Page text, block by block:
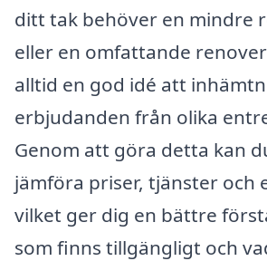
ditt tak behöver en mindre
eller en omfattande
alltid en god idé att
erbjudanden från olika
Genom att göra detta kan
jämföra priser, tjänster och
vilket ger dig en bättre
som finns tillgängligt och